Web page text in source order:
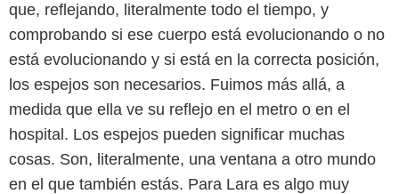
que, reflejando, literalmente todo el tiempo, y
comprobando si ese cuerpo está evolucionando o no
está evolucionando y si está en la correcta posición,
los espejos son necesarios. Fuimos más allá, a
medida que ella ve su reflejo en el metro o en el
hospital. Los espejos pueden significar muchas
cosas. Son, literalmente, una ventana a otro mundo
en el que también estás. Para Lara es algo muy